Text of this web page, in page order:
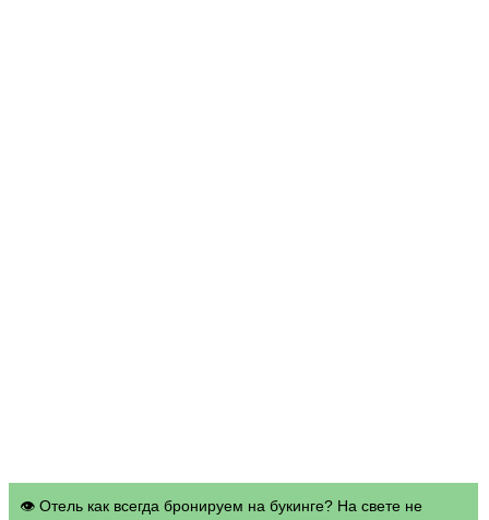
👁 Отель как всегда бронируем на букинге? На свете не